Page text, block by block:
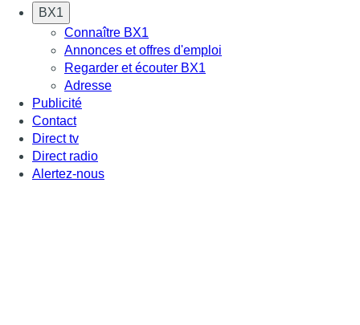
BX1
Connaître BX1
Annonces et offres d'emploi
Regarder et écouter BX1
Adresse
Publicité
Contact
Direct tv
Direct radio
Alertez-nous